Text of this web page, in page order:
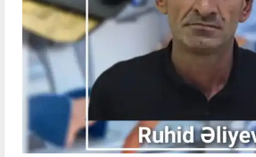
e
a
d
i